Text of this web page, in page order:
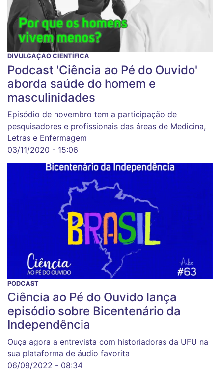
DIVULGAÇÃO CIENTÍFICA
Podcast 'Ciência ao Pé do Ouvido'
aborda saúde do homem e
masculinidades
Episódio de novembro tem a participação de
pesquisadores e profissionais das áreas de Medicina,
Letras e Enfermagem
03/11/2020 - 15:06
PODCAST
Ciência ao Pé do Ouvido lança
episódio sobre Bicentenário da
Independência
Ouça agora a entrevista com historiadoras da UFU na
sua plataforma de áudio favorita
06/09/2022 - 08:34